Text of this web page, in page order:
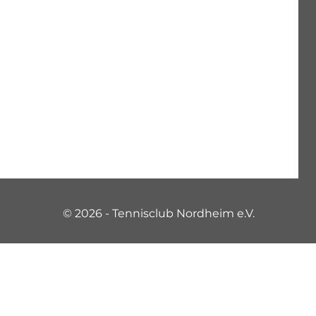
© 2026 - Tennisclub Nordheim e.V.